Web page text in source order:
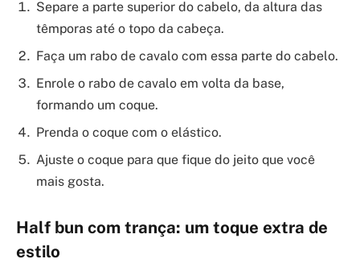
Separe a parte superior do cabelo, da altura das
têmporas até o topo da cabeça.
Faça um rabo de cavalo com essa parte do cabelo.
Enrole o rabo de cavalo em volta da base,
formando um coque.
Prenda o coque com o elástico.
Ajuste o coque para que fique do jeito que você
mais gosta.
Half bun com trança: um toque extra de
estilo